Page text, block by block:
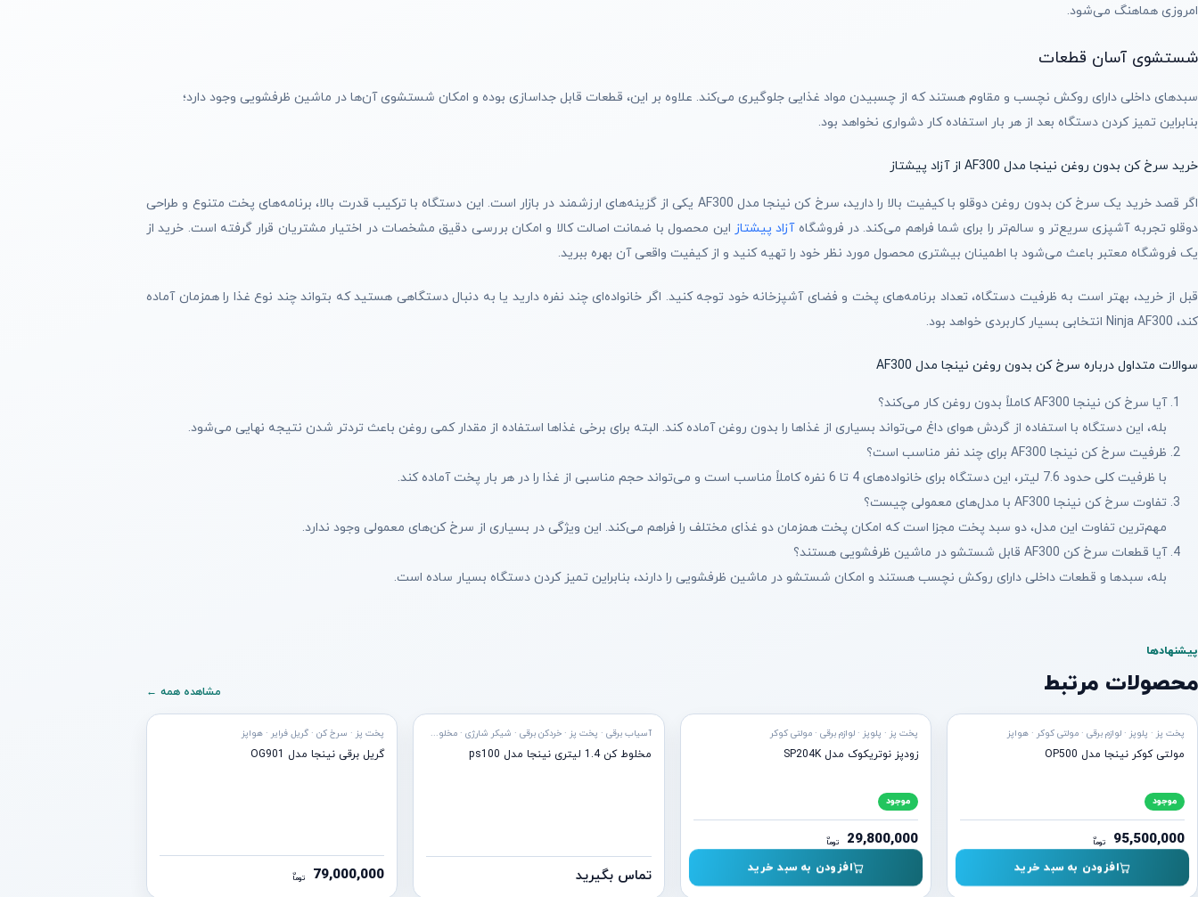
امروزی هماهنگ می‌شود.
شستشوی آسان قطعات
سبدهای داخلی دارای روکش نچسب و مقاوم هستند که از چسبیدن مواد غذایی جلوگیری می‌کند. علاوه بر این، قطعات قابل جداسازی بوده و امکان شستشوی آن‌ها در ماشین ظرفشویی وجود دارد؛
بنابراین تمیز کردن دستگاه بعد از هر بار استفاده کار دشواری نخواهد بود.
خرید سرخ کن بدون روغن نینجا مدل AF300 از آزاد پیشتاز
اگر قصد خرید یک سرخ کن بدون روغن دوقلو با کیفیت بالا را دارید، سرخ کن نینجا مدل AF300 یکی از گزینه‌های ارزشمند در بازار است. این دستگاه با ترکیب قدرت بالا، برنامه‌های پخت متنوع و طراحی
دوقلو تجربه آشپزی سریع‌تر و سالم‌تر را برای شما فراهم می‌کند. در فروشگاهآزاد پیشتاز این محصول با ضمانت اصالت کالا و امکان بررسی دقیق مشخصات در اختیار مشتریان قرار گرفته است. خرید از
یک فروشگاه معتبر باعث می‌شود با اطمینان بیشتری محصول مورد نظر خود را تهیه کنید و از کیفیت واقعی آن بهره ببرید.
قبل از خرید، بهتر است به ظرفیت دستگاه، تعداد برنامه‌های پخت و فضای آشپزخانه خود توجه کنید. اگر خانواده‌ای چند نفره دارید یا به دنبال دستگاهی هستید که بتواند چند نوع غذا را همزمان آماده
کند، Ninja AF300 انتخابی بسیار کاربردی خواهد بود.
سوالات متداول درباره سرخ کن بدون روغن نینجا مدل AF300
آیا سرخ کن نینجا AF300 کاملاً بدون روغن کار می‌کند؟
بله، این دستگاه با استفاده از گردش هوای داغ می‌تواند بسیاری از غذاها را بدون روغن آماده کند. البته برای برخی غذاها استفاده از مقدار کمی روغن باعث تردتر شدن نتیجه نهایی می‌شود.
ظرفیت سرخ کن نینجا AF300 برای چند نفر مناسب است؟
با ظرفیت کلی حدود 7.6 لیتر، این دستگاه برای خانواده‌های 4 تا 6 نفره کاملاً مناسب است و می‌تواند حجم مناسبی از غذا را در هر بار پخت آماده کند.
تفاوت سرخ کن نینجا AF300 با مدل‌های معمولی چیست؟
مهم‌ترین تفاوت این مدل، دو سبد پخت مجزا است که امکان پخت همزمان دو غذای مختلف را فراهم می‌کند. این ویژگی در بسیاری از سرخ کن‌های معمولی وجود ندارد.
آیا قطعات سرخ کن AF300 قابل شستشو در ماشین ظرفشویی هستند؟
بله، سبدها و قطعات داخلی دارای روکش نچسب هستند و امکان شستشو در ماشین ظرفشویی را دارند، بنابراین تمیز کردن دستگاه بسیار ساده است.
پیشنهادها
محصولات مرتبط مشاهده همه ←
پخت پز · پلوپز · لوازم برقی · مولتی کوکر · هواپز
مولتی کوکر نینجا مدل OP500
موجود
95,500,000 توما
ن
افزودن به سبد خرید
پخت پز · پلوپز · لوازم برقی · مولتی کوکر
زودپز نوتریکوک مدل SP204K
موجود
29,800,000 توما
ن
افزودن به سبد خرید
آسیاب برقی · پخت پز · خردکن برقی · شیکر شارژی · مخلوط کن · نوشیدنی
مخلوط کن 1.4 لیتری نینجا مدل ps100
تماس بگیرید
پخت پز · سرخ کن · گریل فرایر · هواپز
گریل برقی نینجا مدل OG901
79,000,000 توما
ن